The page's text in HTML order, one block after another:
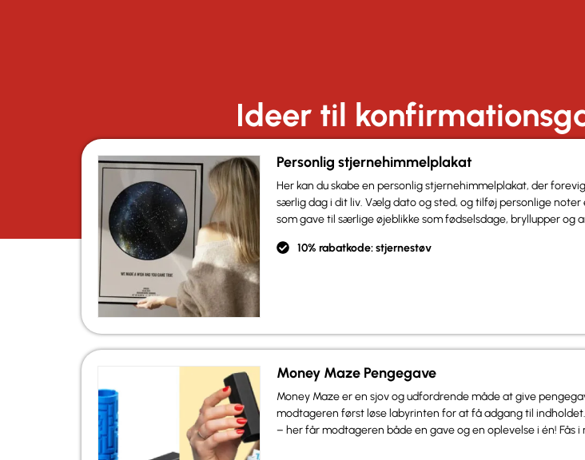
Ideer til
Personlig stjernehimmelplakat
Her kan du skabe en personlig stjernehimmelplakat, der
særlig dag i dit liv. Vælg dato og sted, og tilføj personlige
som gave til særlige øjeblikke som fødselsdage, bryllupper og
10% rabatkode: stjernestøv
Money Maze Pengegave
Money Maze er en sjov og udfordrende måde at give
modtageren først løse labyrinten for at få adgang til
– her får modtageren både en gave og en oplevelse i én! Fås